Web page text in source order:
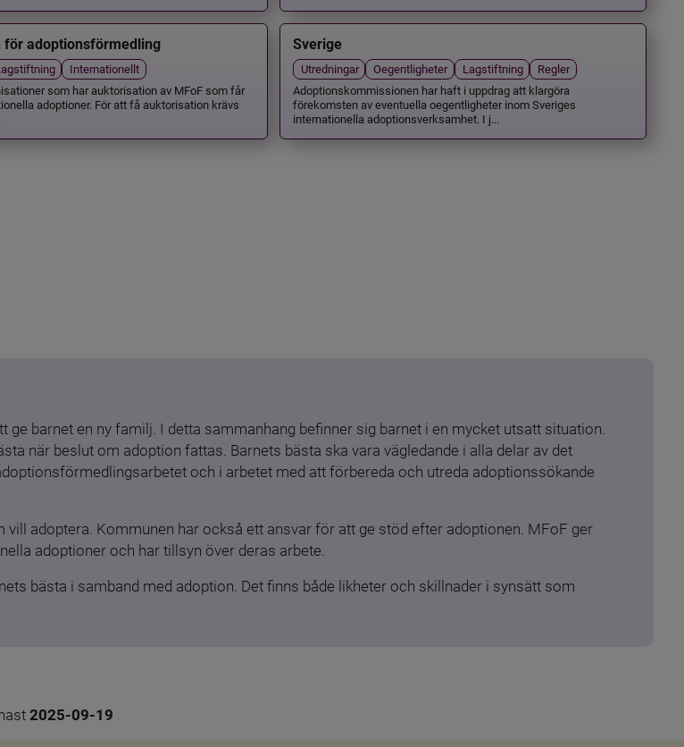
adoptionsförmedling
Internationellt
som har auktorisation av MFoF som får
adoptioner. För att få auktorisation krävs
Sverige
Utredningar Oegentligheter Lagstiftning
Regler
Adoptionskommissionen har haft i uppdrag att klargöra
förekomsten av eventuella oegentligheter inom Sveriges
internationella adoptionsverksamhet. I j...
barnet en ny familj. I detta sammanhang befinner sig barnet i en mycket utsatt situation.
när beslut om adoption fattas. Barnets bästa ska vara vägledande i alla delar av det
och i arbetet med att förbereda och utreda adoptionssökande
adoptera. Kommunen har också ett ansvar för att ge stöd efter adoptionen. MFoF ger
adoptioner och har tillsyn över deras arbete.
bästa i samband med adoption. Det finns både likheter och skillnader i synsätt som
2025-09-19